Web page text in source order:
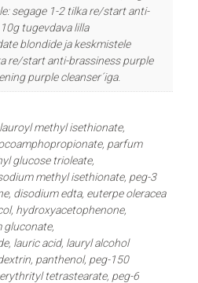
segage 1-2 tilka re/start anti-
tugevdava lilla
blondide ja keskmistele
re/start anti-brassiness purple
purple cleanser´iga.
methyl isethionate,
parfum
glucose trioleate,
methyl isethionate, peg-3
disodium edta, euterpe oleracea
hydroxyacetophenone,
lauric acid, lauryl alcohol
panthenol, peg-150
tetrastearate, peg-6